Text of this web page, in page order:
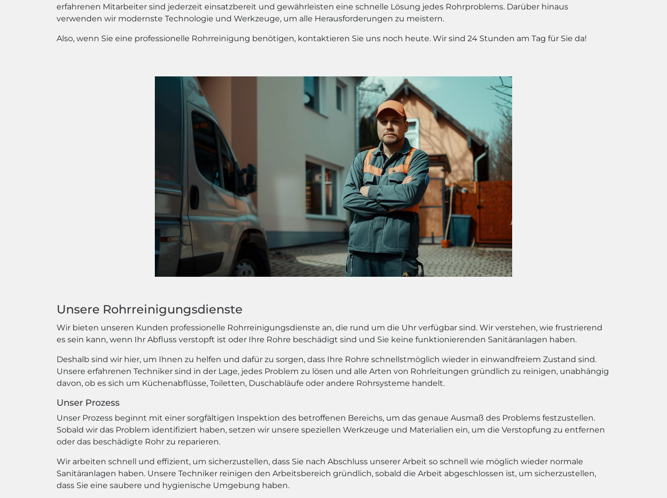
erfahrenen Mitarbeiter sind jederzeit einsatzbereit und gewährleisten eine schnelle Lösung jedes Rohrproblems. Darüber hinaus
verwenden wir modernste Technologie und Werkzeuge, um alle Herausforderungen zu meistern.
Also, wenn Sie eine professionelle Rohrreinigung benötigen, kontaktieren Sie uns noch heute. Wir sind 24 Stunden am Tag für Sie da!
Unsere Rohrreinigungsdienste
Wir bieten unseren Kunden professionelle Rohrreinigungsdienste an, die rund um die Uhr verfügbar sind. Wir verstehen, wie frustrierend
es sein kann, wenn Ihr Abfluss verstopft ist oder Ihre Rohre beschädigt sind und Sie keine funktionierenden Sanitäranlagen haben.
Deshalb sind wir hier, um Ihnen zu helfen und dafür zu sorgen, dass Ihre Rohre schnellstmöglich wieder in einwandfreiem Zustand sind.
Unsere erfahrenen Techniker sind in der Lage, jedes Problem zu lösen und alle Arten von Rohrleitungen gründlich zu reinigen, unabhängig
davon, ob es sich um Küchenabflüsse, Toiletten, Duschabläufe oder andere Rohrsysteme handelt.
Unser Prozess
Unser Prozess beginnt mit einer sorgfältigen Inspektion des betroffenen Bereichs, um das genaue Ausmaß des Problems festzustellen.
Sobald wir das Problem identifiziert haben, setzen wir unsere speziellen Werkzeuge und Materialien ein, um die Verstopfung zu entfernen
oder das beschädigte Rohr zu reparieren.
Wir arbeiten schnell und effizient, um sicherzustellen, dass Sie nach Abschluss unserer Arbeit so schnell wie möglich wieder normale
Sanitäranlagen haben. Unsere Techniker reinigen den Arbeitsbereich gründlich, sobald die Arbeit abgeschlossen ist, um sicherzustellen,
dass Sie eine saubere und hygienische Umgebung haben.